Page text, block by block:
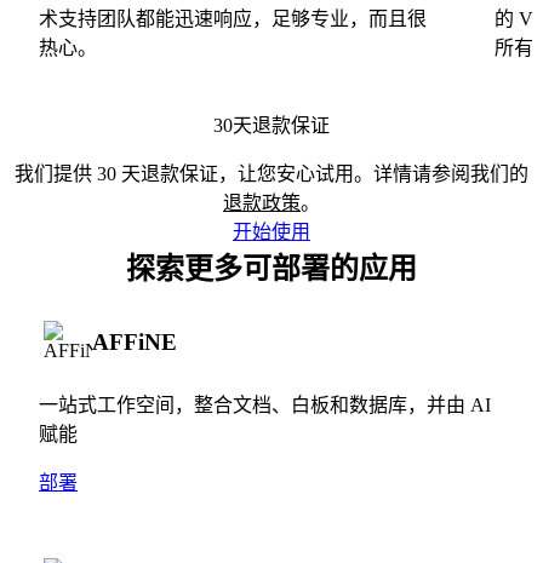
术支持团队都能迅速响应，足够专业，而且很
热心。
的
所有
30天退款保证
我们提供 30 天退款保证，让您安心试用。详情请参阅我们的
退款政策。
开始使用
探索更多可部署的应用
AFFiNE
一站式工作空间，整合文档、白板和数据库，并由 AI
赋能
部署